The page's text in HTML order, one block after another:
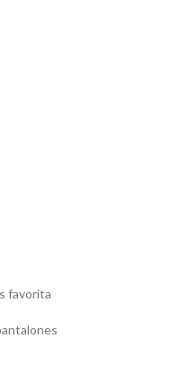
favorita